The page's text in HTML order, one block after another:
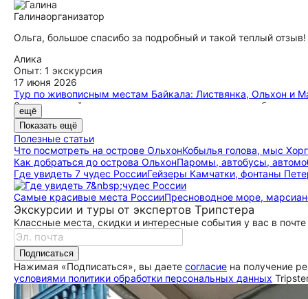
место. Очень красивое все, но пришлось много ходить
и обедом угощал. На севере Ольхона посетили несколько
удобно добираться. На Юге Ольхона смотрели на Байкал со
невысоких гор. Любовались на священные для местных
эндемики Ольхона и краснокнижные растения. Переезд с
бурятского кафе, где были такие же вкусные буузы и
Байкала, поднялись на подъемнике на гору - там камень
смешные нерпы. Еда везде вкусная, я очень полюбила
В последний день нас отвезли в аэропорт, все спокойно.
Галинаорганизатор
Ольга, большое спасибо за подробный и такой теплый
Алика
Опыт: 1 экскурсия
17 июня 2026
Тур по живописным местам Байкала: Листвянка, Ольхон и
За шесть дней мне удалось увидеть столько всего, будто
уюта, а Ольхон показался настолько необычным, словно
впечатляющих кадрах, это именно то место. Особенно
синем просторе, зрелище ни с чем не сравнимое. Еще
контрастирующая с суровой природой Малого моря и
съемок и не спешат, позволяя насладиться каждой секундой.
ещё
Показать ещё
Полезные статьи
Что посмотреть на острове ОльхонКобылья голова, мыс
Как добраться до острова ОльхонПаромы, автобусы,
Где увидеть 7 чудес РоссииГейзеры Камчатки, фонтаны
Самые красивые места РоссииПресноводное море,
Экскурсии и туры от экспертов Трипстера
Классные места, скидки и интересные события у вас в почте
Подписаться
Нажимая «Подписаться», вы даете согласие на получение
условиями политики обработки персональных данных